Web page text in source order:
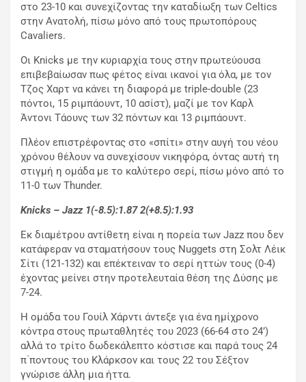
στο 23-10 και συνεχίζοντας την καταδίωξη των Celtics
στην Ανατολή, πίσω μόνο από τους πρωτοπόρους
Cavaliers.
Οι Knicks με την κυριαρχία τους στην πρωτεύουσα
επιβεβαίωσαν πως φέτος είναι ικανοί για όλα, με τον
Τζος Χαρτ να κάνει τη διαφορά με triple-double (23
πόντοι, 15 ριμπάουντ, 10 ασίστ), μαζί με τον Καρλ
Άντονι Τάουνς των 32 πόντων και 13 ριμπάουντ.
Πλέον επιστρέφοντας στο «σπίτι» στην αυγή του νέου
χρόνου θέλουν να συνεχίσουν νικηφόρα, όντας αυτή τη
στιγμή η ομάδα με το καλύτερο σερί, πίσω μόνο από το
11-0 των Thunder.
Knicks – Jazz1(-8.5):1.87 2(+8.5):1.93
Εκ διαμέτρου αντίθετη είναι η πορεία των Jazz που δεν
κατάφεραν να σταματήσουν τους Nuggets στη Σολτ Λέικ
Σίτι (121-132) και επέκτειναν το σερί ηττών τους (0-4)
έχοντας μείνει στην προτελευταία θέση της Δύσης με
7-24.
Η ομάδα του Γουίλ Χάρντι άντεξε για ένα ημίχρονο
κόντρα στους πρωταθλητές του 2023 (66-64 στο 24’)
αλλά το τρίτο δωδεκάλεπτο κόστισε και παρά τους 24
π΄ποντους του Κλάρκσον και τους 22 του Σέξτον
γνώρισε άλλη μια ήττα.